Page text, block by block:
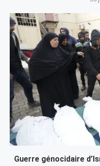
Guerre génocidaire